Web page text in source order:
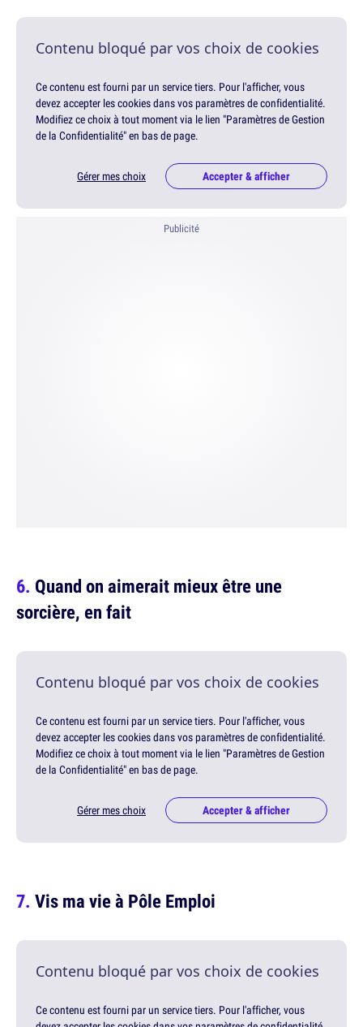
Contenu bloqué par vos choix de cookies
Ce contenu est fourni par un service tiers. Pour l'afficher, vous
devez accepter les cookies dans vos paramètres de confidentialité.
Modifiez ce choix à tout moment via le lien "Paramètres de Gestion
de la Confidentialité" en bas de page.
Gérer mes choix Accepter & afficher
Publicité
Quand on aimerait mieux être une
sorcière, en fait
Contenu bloqué par vos choix de cookies
Ce contenu est fourni par un service tiers. Pour l'afficher, vous
devez accepter les cookies dans vos paramètres de confidentialité.
Modifiez ce choix à tout moment via le lien "Paramètres de Gestion
de la Confidentialité" en bas de page.
Gérer mes choix Accepter & afficher
Vis ma vie à Pôle Emploi
Contenu bloqué par vos choix de cookies
Ce contenu est fourni par un service tiers. Pour l'afficher, vous